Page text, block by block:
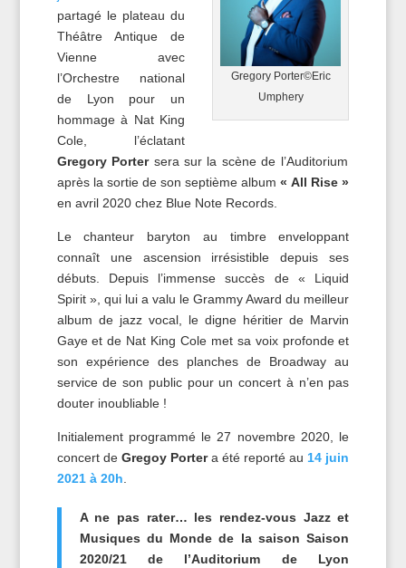
Gregory Porter©Eric
Umphery
partagé le plateau du
Théâtre Antique de
Vienne avec
l’Orchestre national
de Lyon pour un
hommage à Nat King
Cole, l’éclatant
Gregory Portersera sur la scène de l’Auditorium
après la sortie de son septième album« All Rise »
en avril 2020 chez Blue Note Records.
Le chanteur baryton au timbre enveloppant
connaît une ascension irrésistible depuis ses
débuts. Depuis l’immense succès de « Liquid
Spirit », qui lui a valu le Grammy Award du meilleur
album de jazz vocal, le digne héritier de Marvin
Gaye et de Nat King Cole met sa voix profonde et
son expérience des planches de Broadway au
service de son public pour un concert à n’en pas
douter inoubliable !
Initialement programmé le 27 novembre 2020, le
concert de Gregoy Portera été reporté au 14 juin
2021 à 20h
A ne pas rater… les rendez-vous Jazz et
Musiques du Monde de la saison Saison
2020/21 de l’Auditorium de Lyon